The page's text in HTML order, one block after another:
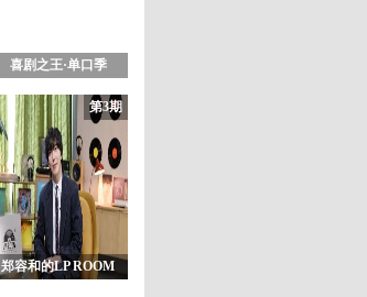
喜剧之王·单口季
第3期
郑容和的LP ROOM